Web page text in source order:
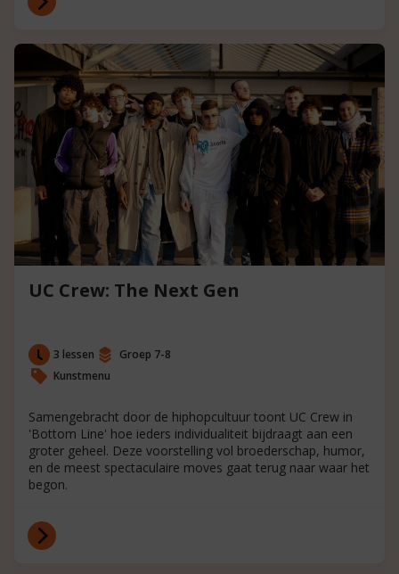
UC Crew: The Next Gen
3 lessen
Groep 7-8
Kunstmenu
Samengebracht door de hiphopcultuur toont UC Crew in
'Bottom Line' hoe ieders individualiteit bijdraagt aan een
groter geheel. Deze voorstelling vol broederschap, humor,
en de meest spectaculaire moves gaat terug naar waar het
begon.